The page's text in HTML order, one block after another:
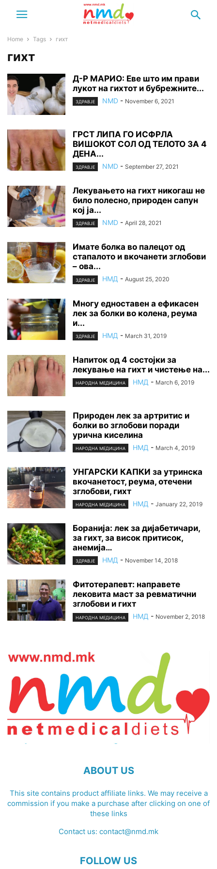
Home Tags гихт
гихт
Д-Р МАРИО: Еве што им прави
лукот на гихтот и бубрежните...
ЗДРАВЈЕ NMD - November 6, 2021
ГРСТ ЛИПА ГО ИСФРЛА
ВИШОКОТ СОЛ ОД ТЕЛОТО ЗА 4
ДЕНА...
ЗДРАВЈЕ NMD - September 27, 2021
Лекувањето на гихт никогаш не
било полесно, природен сапун
кој ја...
ЗДРАВЈЕ NMD - April 28, 2021
Имате болка во палецот од
стапалото и вкочанети зглобови
– ова...
ЗДРАВЈЕ НМД - August 25, 2020
Многу едноставен а ефикасен
лек за болки во колена, реума
и...
ЗДРАВЈЕ НМД - March 31, 2019
Напиток од 4 состојки за
лекување на гихт и чистење на...
НАРОДНА МЕДИЦИНА НМД - March 6, 2019
Природен лек за артритис и
болки во зглобови поради
урична киселина
НАРОДНА МЕДИЦИНА НМД - March 4, 2019
УНГАРСКИ КАПКИ за утринска
вкочанетост, реума, отечени
зглобови, гихт
НАРОДНА МЕДИЦИНА НМД - January 22, 2019
Боранија: лек за дијабетичари,
за гихт, за висок притисок,
анемија…
ЗДРАВЈЕ НМД - November 14, 2018
Фитотерапевт: направете
лековита маст за ревматични
зглобови и гихт
НАРОДНА МЕДИЦИНА НМД - November 2, 2018
ABOUT US
This site contains product affiliate links. We may receive a
commission if you make a purchase after clicking on one of
these links
Contact us: contact@nmd.mk
FOLLOW US